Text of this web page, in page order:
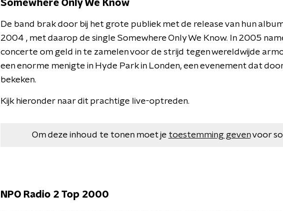
Somewhere Only We Know
De band brak door bij het grote publiek met de release van hun
2004 , met daarop de single Somewhere Only We Know. In 2005
concerte om geld in te zamelen voor de strijd tegen wereldwijde
een enorme menigte in Hyde Park in Londen, een evenement dat
bekeken.
Kijk hieronder naar dit prachtige live-optreden.
Om deze inhoud te tonen moet je toestemming gevenvoor
NPO Radio 2 Top 2000